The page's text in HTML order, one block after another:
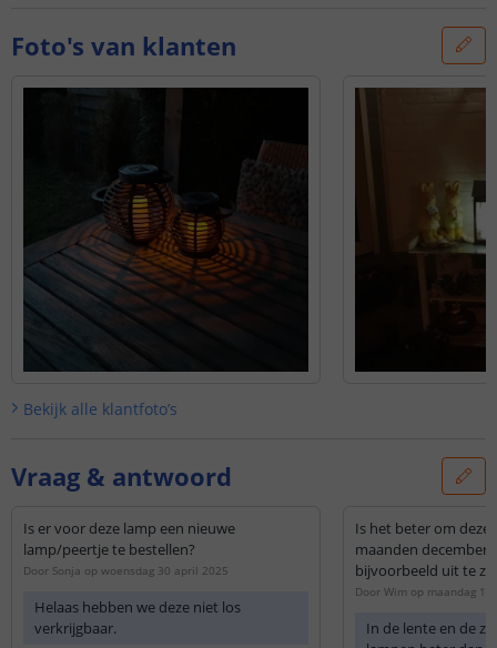
Foto's van klanten
Bekijk alle klantfoto’s
Vraag & antwoord
Is er voor deze lamp een nieuwe
lamp/peertje te bestellen?
Door Sonja op woensdag 30 april 2025
Helaas hebben we deze niet los
verkrijgbaar.
Is het beter om deze
maanden december
bijvoorbeeld uit te
Door Wim op maandag
In de lente en de